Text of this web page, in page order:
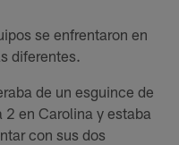
se enfrentaron en
diferentes.
de un esguince de
en Carolina y estaba
con sus dos